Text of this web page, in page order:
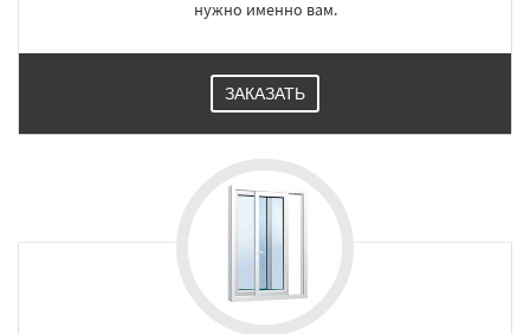
нужно именно вам.
ЗАКАЗАТЬ